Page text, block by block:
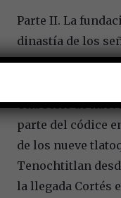
Parte II. La
dinastía de los
Una serie de
parte del códice
de los nueve
Tenochtitlan
la llegada Cortés